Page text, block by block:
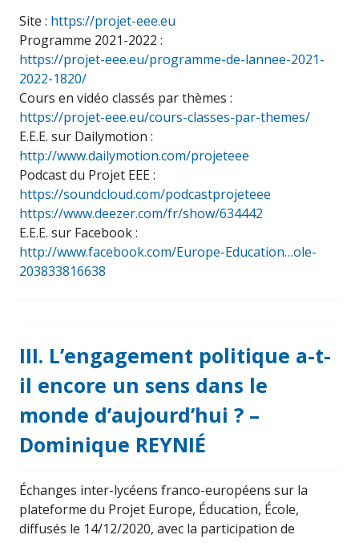
Site : https://projet-eee.eu
Programme 2021-2022 :
https://projet-eee.eu/programme-de-lannee-2021-
2022-1820/
Cours en vidéo classés par thèmes :
https://projet-eee.eu/cours-classes-par-themes/
E.E.E. sur Dailymotion :
http://www.dailymotion.com/projeteee
Podcast du Projet EEE :
https://soundcloud.com/podcastprojeteee
https://www.deezer.com/fr/show/634442
E.E.E. sur Facebook :
http://www.facebook.com/Europe-Education…ole-
203833816638
III. L’engagement politique a-t-
il encore un sens dans le
monde d’aujourd’hui ? –
Dominique REYNIÉ
Échanges inter-lycéens franco-européens sur la
plateforme du Projet Europe, Éducation, École,
diffusés le 14/12/2020, avec la participation de